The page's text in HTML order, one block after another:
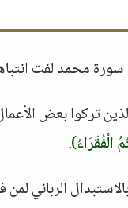
سورة محمد لفت
تركوا بعض
الْفُقَرَاءُ).
الرباني